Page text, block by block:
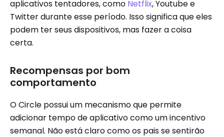
aplicativos tentadores, como Netflix, Youtube e
Twitter durante esse período. Isso significa que eles
podem ter seus dispositivos, mas fazer a coisa
certa.
Recompensas por bom
comportamento
O Circle possui um mecanismo que permite
adicionar tempo de aplicativo como um incentivo
semanal. Não está claro como os pais se sentirão